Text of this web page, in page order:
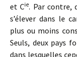
et Cie. Par contre,
s’élever dans le
plus ou moins
Seuls, deux pays
dans lesquelles